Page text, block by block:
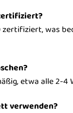
zertifiziert, was
etwa alle 2-
verwenden?